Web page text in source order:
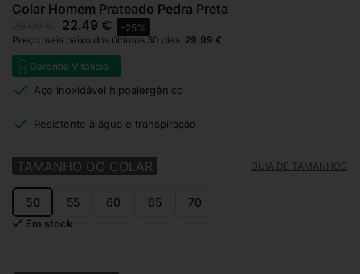
Colar Homem Prateado Pedra Preta
22.49 €
-25%
Preço mais baixo dos últimos 30 dias: 29.99 €
Garantia Vitalícia
Aço inoxidável hipoalergénico
Resistente à água e transpiração
TAMANHO DO COLAR GUIA DE TAMANHOS
50 55 60 65 70
Em stock